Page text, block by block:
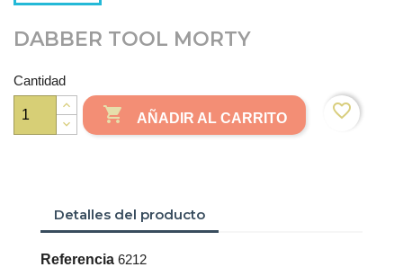
DABBER TOOL MORTY
Cantidad
 AÑADIR AL CARRITO favorite_border
Detalles del producto
Referencia 6212